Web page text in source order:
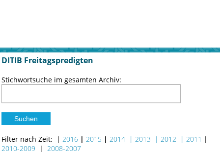
DITIB Freitagspredigten
Stichwortsuche im gesamten Archiv:
Filter nach Zeit: |2016 |2015 |2014 |2013 | 2012 | 2011 |
2010-2009
|2008-2007